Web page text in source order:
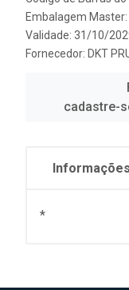
Embalagem Master:
Validade: 31/10/
Fornecedor: DKT
cadastre-
Informações
*